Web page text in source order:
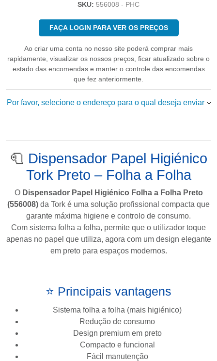
SKU: 556008 - PHC
FAÇA LOGIN PARA VER OS PREÇOS
Ao criar uma conta no nosso site poderá comprar mais
rapidamente, visualizar os nossos preços, ficar atualizado sobre o
estado das encomendas e manter o controle das encomendas
que fez anteriormente.
Por favor, selecione o endereço para o qual deseja enviar
🧻 Dispensador Papel Higiénico
Tork Preto – Folha a Folha
O Dispensador Papel Higiénico Folha a Folha Preto
(556008) da Tork é uma solução profissional compacta que
garante máxima higiene e controlo de consumo.
Com sistema folha a folha, permite que o utilizador toque
apenas no papel que utiliza, agora com um design elegante
em preto para espaços modernos.
⭐ Principais vantagens
Sistema folha a folha (mais higiénico)
Redução de consumo
Design premium em preto
Compacto e funcional
Fácil manutenção